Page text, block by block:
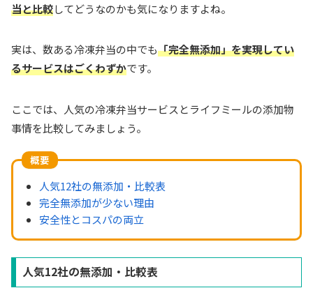
当と比較してどうなのかも気になりますよね。
実は、数ある冷凍弁当の中でも「完全無添加」を実現してい
るサービスはごくわずかです。
ここでは、人気の冷凍弁当サービスとライフミールの添加物
事情を比較してみましょう。
概要
人気12社の無添加・比較表
完全無添加が少ない理由
安全性とコスパの両立
人気12社の無添加・比較表